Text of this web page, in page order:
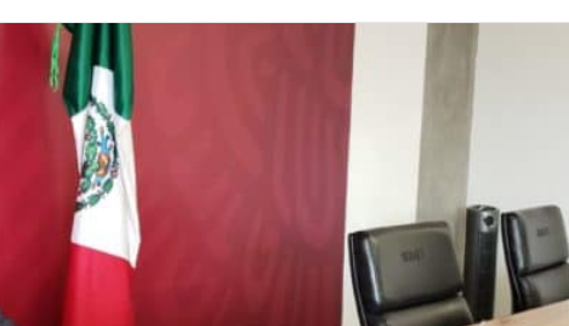
Reportes
Manifestaciones hoy en CDMX 6 de agosto del
Editorial Staff